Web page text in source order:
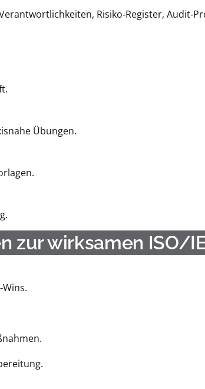
Risiko‑Register,
Übungen.
zur wirksamen ISO/